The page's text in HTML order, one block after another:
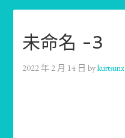
未命名 -3
2022 年 2 月 14 日 bykurtsunx